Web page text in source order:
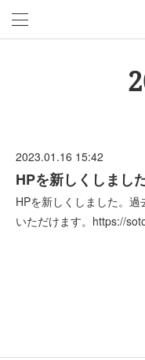
2023.01.16 15:42
HPを新しくしました
HPを新しくしました。
いただけます。https://